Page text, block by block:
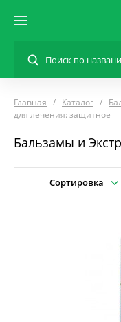
Главная Каталог
для лечения: защитное
Бальзамы и
Сортировка